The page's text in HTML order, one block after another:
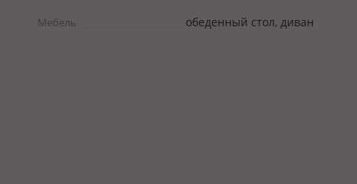
Мебель обеденный стол, диван